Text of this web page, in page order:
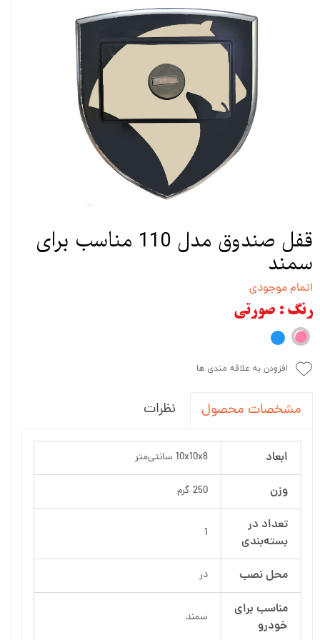
قفل صندوق مدل 110 مناسب برای
سمند
اتمام موجودی
رنگ: صورتی
افزودن به علاقه مندی ها
مشخصات محصول نظرات
ابعاد 10x10x8 سانتی‌متر
وزن 250 گرم
تعداد در
بسته‌بندی
1
محل نصب در
مناسب برای
خودرو
سمند